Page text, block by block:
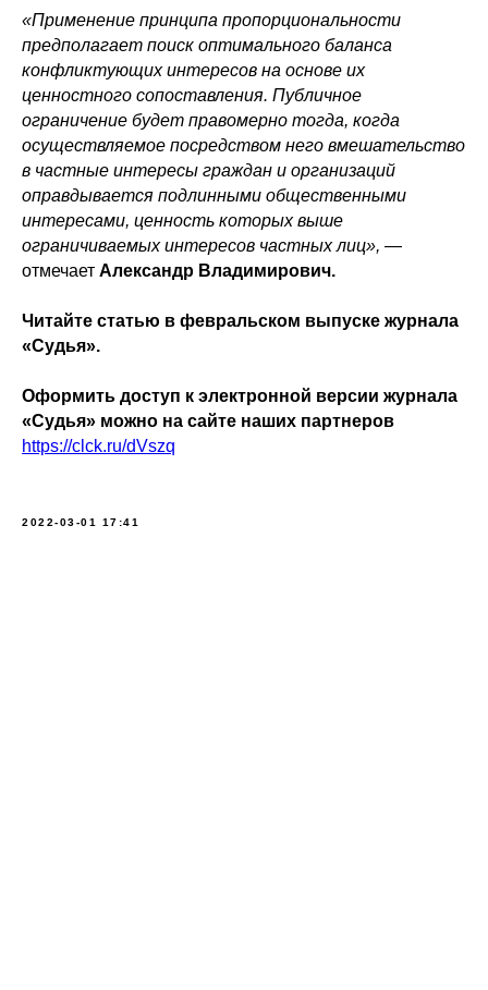
«Применение принципа пропорциональности
предполагает поиск оптимального баланса
конфликтующих интересов на основе их
ценностного сопоставления. Публичное
ограничение будет правомерно тогда, когда
осуществляемое посредством него вмешательство
в частные интересы граждан и организаций
оправдывается подлинными общественными
интересами, ценность которых выше
ограничиваемых интересов частных лиц», —
отмечает Александр Владимирович.
Читайте статью в февральском выпуске журнала
«Судья».
Оформить доступ к электронной версии журнала
«Судья» можно на сайте наших партнеров
https://clck.ru/dVszq
2022-03-01 17:41